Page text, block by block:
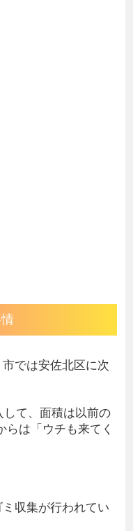
では安佐北区に次
て、面積は以前の
は「ウチも来てく
収集が行われてい